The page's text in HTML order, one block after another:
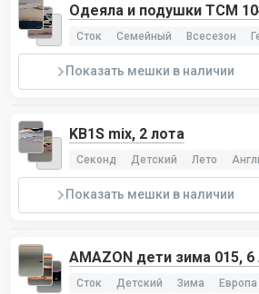
Одеяла и подушки TCM
Сток Семейный Всесезон
Показать мешки в наличии
KB1S mix, 2 лота
Секонд Детский Лето
Показать мешки в наличии
AMAZON дети зима 015, 6
Сток Детский Зима Европа